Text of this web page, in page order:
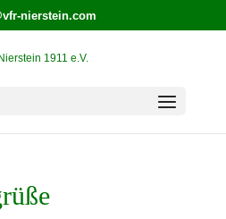
nierstein.com